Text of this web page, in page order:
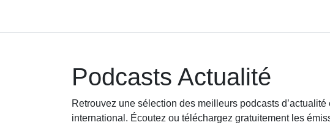
Podcasts Actualité
Retrouvez une sélection des meilleurs podcasts
international. Écoutez ou téléchargez gratuitement les